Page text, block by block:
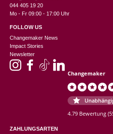
044 405 19 20
Mo - Fr 09:00 - 17:00 Uhr
FOLLOW US
Changemaker News
Impact Stories
Newsletter
Changemaker
4.79 Bewertung
ZAHLUNGSARTEN